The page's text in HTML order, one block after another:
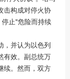
击构成对停火协
止"危险而持续
，并认为以色列
有效。副总统万
续。然而，双方